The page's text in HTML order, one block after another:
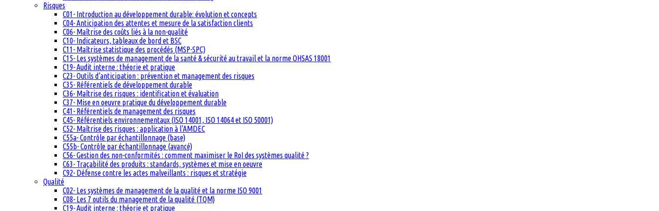
Risques
C01- Introduction au développement durable: évolution et concepts
C04- Anticipation des attentes et mesure de la satisfaction clients
C06- Maîtrise des coûts liés à la non-qualité
C10- Indicateurs, tableaux de bord et BSC
C11- Maîtrise statistique des procédés (MSP-SPC)
C15- Les systèmes de management de la santé & sécurité au travail et la norme OHSAS 18001
C19- Audit interne : théorie et pratique
C23- Outils d’anticipation : prévention et management des risques
C35- Référentiels de développement durable
C36- Maîtrise des risques : identification et évaluation
C37- Mise en oeuvre pratique du développement durable
C41- Référentiels de management des risques
C45- Référentiels environnementaux (ISO 14001, ISO 14064 et ISO 50001)
C52- Maîtrise des risques : application à l’AMDEC
C55a- Contrôle par échantillonnage (base)
C55b- Contrôle par échantillonnage (avancé)
C56- Gestion des non-conformités : comment maximiser le RoI des systèmes qualité ?
C63- Traçabilité des produits : standards, systèmes et mise en oeuvre
C92- Défense contre les actes malveillants : risques et stratégie
Qualité
C02- Les systèmes de management de la qualité et la norme ISO 9001
C08- Les 7 outils du management de la qualité (TQM)
C19- Audit interne : théorie et pratique